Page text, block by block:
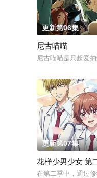
更新第06集
尼古喵喵
尼古喵喵是只超爱
更新第07集
花样少男少女 第
在第二季中，通过